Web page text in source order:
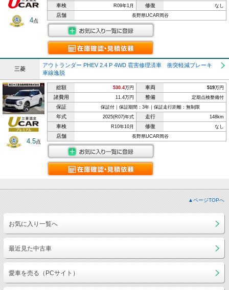
4点
車検 R09年1月 修復 なし
店舗 長野県UCAR岡谷
三菱
アウトランダー PHEV 2.4 P 4WD 雹害修理済車 衝突軽減ブレーキ
車線逸脱
4.5点
総額 530.4万円 車両 519万円
諸費用 11.4万円 整備 定期点検整備付
保証 保証付｜保証期間：3年｜保証走行距離：無制限
年式 2025(R07)年式 走行 148km
車検 R10年10月 修復 なし
店舗 長野県UCAR岡谷
▲ページTOPへ
お気に入り一覧へ
最近見た中古車
愛車を売る（PCサイト）